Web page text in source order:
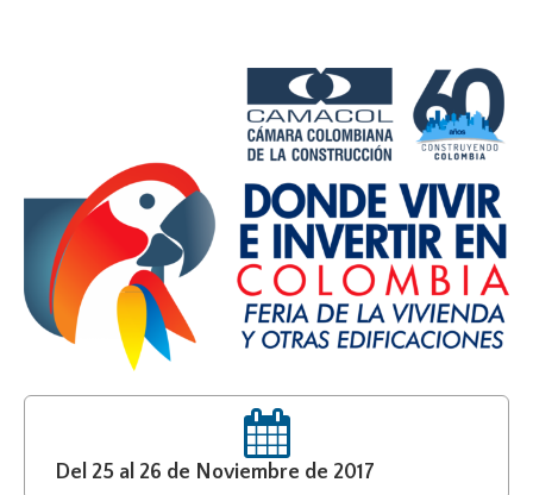
Del 25 al 26 de Noviembre de 2017